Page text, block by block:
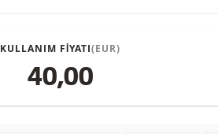
KULLANIM FIYATI(EUR)
40,00